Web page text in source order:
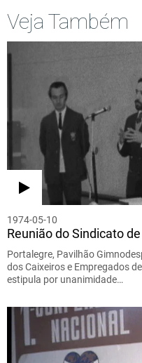
Veja Também
1974-05-10
Reunião do Sindicato
Portalegre, Pavilhão
dos Caixeiros e Empregados
estipula por unanimidade…